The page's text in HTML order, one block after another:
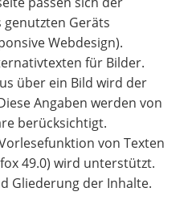
Geräts
Webdesign).
für Bilder.
über ein Bild wird der
Angaben werden von
berücksichtigt.
von Texten
49.0) wird unterstützt.
Gliederung der Inhalte.